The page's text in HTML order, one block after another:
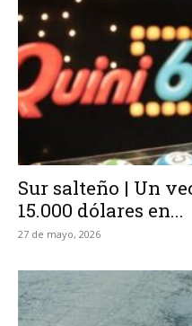
Sur salteño | Un
15.000 dólares en...
27 de mayo, 2026